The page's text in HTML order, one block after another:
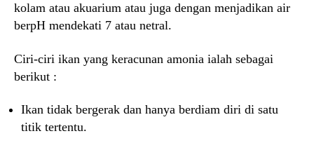
kolam atau akuarium atau juga dengan menjadikan air
berpH mendekati 7 atau netral.
Ciri-ciri ikan yang keracunan amonia ialah sebagai
berikut :
Ikan tidak bergerak dan hanya berdiam diri di satu
titik tertentu.